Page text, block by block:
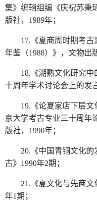
集》编辑组编《庆祝苏秉
版社，1989年；
17.《夏商周时期考
年鉴（1988）》，文物出
18.《湖熟文化研究
十周年学术讨论会上的发
19.《论夏家店下层
京大学考古专业三十周年
版社，1990年；
20.《中国青铜文化
古》1990年2期；
21.《夏文化与先商文
年1期；